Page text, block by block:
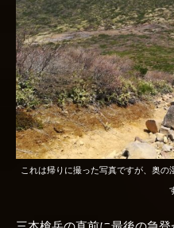
これは帰りに撮った写真ですが、奥